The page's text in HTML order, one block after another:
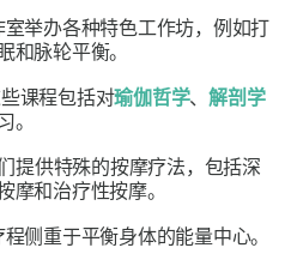
办各种特色工作坊，例如打
和脉轮平衡。
课程包括对瑜伽哲学、解剖学
。
提供特殊的按摩疗法，包括深
摩和治疗性按摩。
重于平衡身体的能量中心。